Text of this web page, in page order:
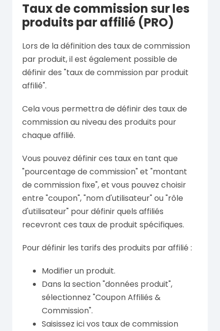
Taux de commission sur les
produits par affilié (PRO)
Lors de la définition des taux de commission
par produit, il est également possible de
définir des "taux de commission par produit
affilié".
Cela vous permettra de définir des taux de
commission au niveau des produits pour
chaque affilié.
Vous pouvez définir ces taux en tant que
"pourcentage de commission" et "montant
de commission fixe", et vous pouvez choisir
entre "coupon", "nom d'utilisateur" ou "rôle
d'utilisateur" pour définir quels affiliés
recevront ces taux de produit spécifiques.
Pour définir les tarifs des produits par affilié :
Modifier un produit.
Dans la section "données produit",
sélectionnez "Coupon Affiliés &
Commission".
Saisissez ici vos taux de commission